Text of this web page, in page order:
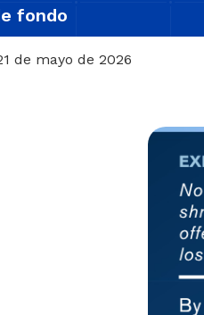
fondo
de mayo de 2026